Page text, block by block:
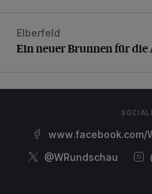
Ein neuer Brunnen für die
Elberfeld
Ein neuer Brunnen für die
www.facebook.com/
@WRundschau